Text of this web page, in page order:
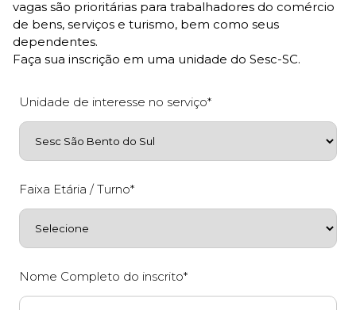
vagas são prioritárias para trabalhadores do comércio
de bens, serviços e turismo, bem como seus
dependentes.
Faça sua inscrição em uma unidade do Sesc-SC.
Unidade de interesse no serviço*
Faixa Etária / Turno*
Nome Completo do inscrito*